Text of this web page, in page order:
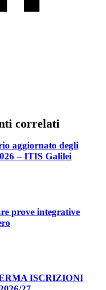
correlati
aggiornato degli
– ITIS Galilei
prove integrative
ISCRIZIONI